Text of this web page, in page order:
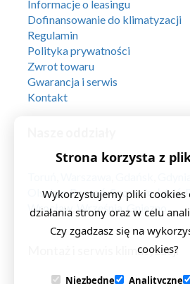
Informacje o leasingu
Dofinansowanie do klimatyzacji
Regulamin
Polityka prywatności
Zwrot towaru
Gwarancja i serwis
Kontakt
Olsztyn,Poznań,Szczecin,Łódź,
Wrocław
Września Gniezno
Montaż i serwis klimatyzacji
Strona korzysta z
Wykorzystujemy pliki cookies
działania strony oraz w celu
Czy zgadzasz się na
cookies?
Niezbędne Analityczne